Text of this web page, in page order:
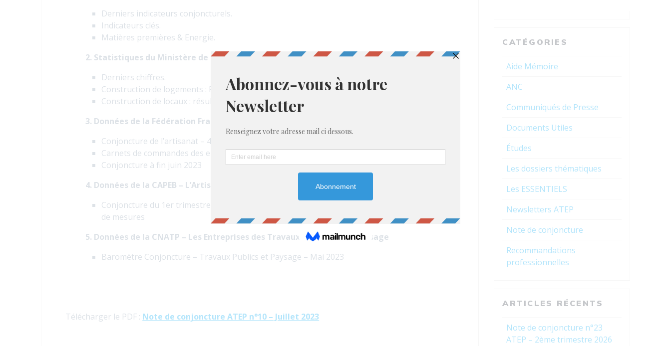
Derniers indicateurs conjoncturels.
Indicateurs clés.
Matières premières & Energie.
2. Statistiques du Ministère de la Transition Ecologique
Derniers chiffres.
Construction de logements : Résultats à fin Mai 2023.
Construction de locaux : résultats à fin Mai 2023.
3. Données de la Fédération Française du Bâtiment
Conjoncture de l’artisanat – 4ème trimestre 2022
Carnets de commandes des entreprises de gros oeuvre : résultats provisoires d’avril 2023
Conjoncture à fin juin 2023
4. Données de la CAPEB – L’Artisanat du Bâtiment
Conjoncture du 1er trimestre 2023 – La CAPEB propose au Gouvernement sa feuille de route
de mesures
5. Données de la CNATP – Les Entreprises des Travaux Publics et du Paysage
Baromètre Conjoncture – Travaux Publics et Paysage – Mai 2023
Télécharger le PDF : Note de conjoncture ATEP n°10 – Juillet 2023
CATÉGORIES
Aide Mémoire
ANC
Communiqués de Presse
Documents Utiles
Études
Les dossiers thématiques
Les ESSENTIELS
Newsletters ATEP
Note de conjoncture
Recommandations
professionnelles
ARTICLES RÉCENTS
Note de conjoncture n°23
ATEP – 2ème trimestre 2026